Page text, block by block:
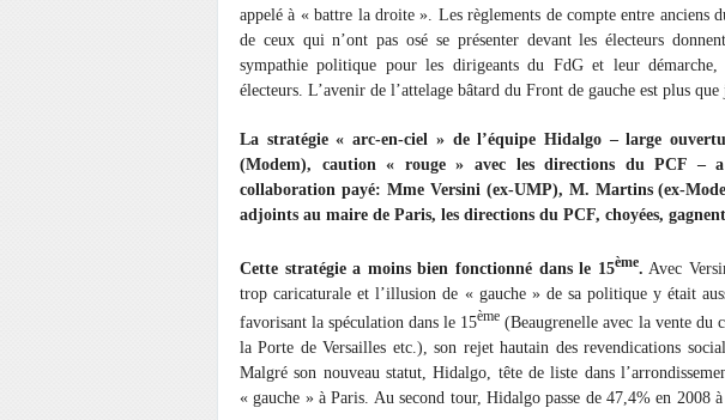
appelé à « battre la droite ». Les règlements de compte entre anciens
de ceux qui n’ont pas osé se présenter devant les électeurs
sympathie politique pour les dirigeants du FdG et leur
électeurs. L’avenir de l’attelage bâtard du Front de gauche est plus que
La stratégie « arc-en-ciel » de l’équipe Hidalgo – large
(Modem), caution « rouge » avec les directions du PCF –
collaboration payé: Mme Versini (ex-UMP), M. Martins (ex-
adjoints au maire de Paris, les directions du PCF, choyées,
Cette stratégie a moins bien fonctionné dans le 15ème. Avec
trop caricaturale et l’illusion de « gauche » de sa politique y était
favorisant la spéculation dans le 15ème (Beaugrenelle avec la vente du
la Porte de Versailles etc.), son rejet hautain des revendications
Malgré son nouveau statut, Hidalgo, tête de liste dans
« gauche » à Paris. Au second tour, Hidalgo passe de 47,4% en